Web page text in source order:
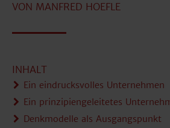
VON MANFRED HOEFLE
INHALT
Ein eindrucksvolles Unternehmen
Ein prinzipiengeleitetes
Denkmodelle als Ausgangspunkt